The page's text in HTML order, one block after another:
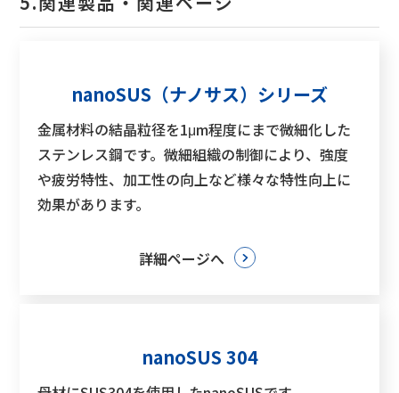
nanoSUS（ナノサス）シリーズ
金属材料の結晶粒径を1μm程度にまで微細化した
ステンレス鋼です。微細組織の制御により、強度
や疲労特性、加工性の向上など様々な特性向上に
効果があります。
詳細ページへ
nanoSUS 304